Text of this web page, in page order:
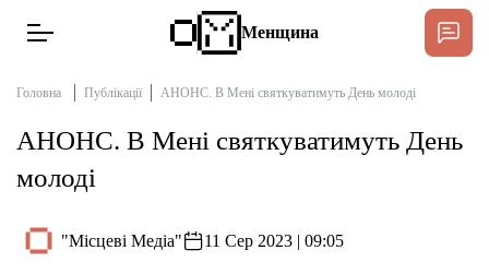
Новини
Інтерв’ю
Менщина
Головна Публікації АНОНС. В Мені святкуватимуть День молоді
АНОНС. В Мені святкуватимуть День
молоді
"Місцеві Медіа" 11 Сер 2023 | 09:05